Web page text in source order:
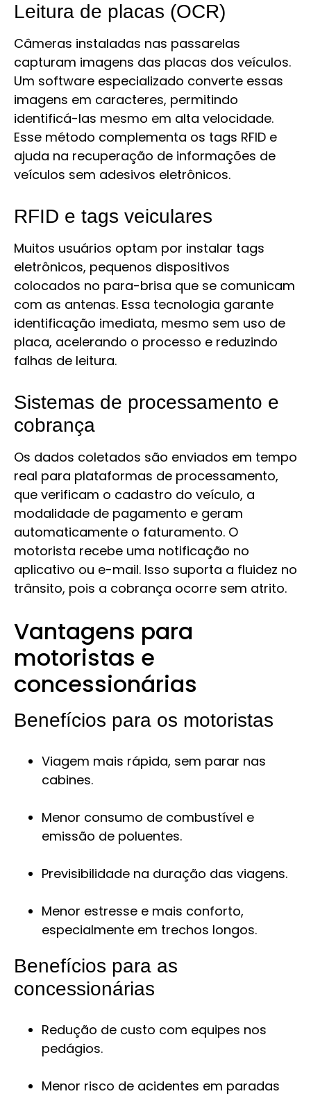
Leitura de placas (OCR)
Câmeras instaladas nas passarelas
capturam imagens das placas dos veículos.
Um software especializado converte essas
imagens em caracteres, permitindo
identificá-las mesmo em alta velocidade.
Esse método complementa os tags RFID e
ajuda na recuperação de informações de
veículos sem adesivos eletrônicos.
RFID e tags veiculares
Muitos usuários optam por instalar tags
eletrônicos, pequenos dispositivos
colocados no para-brisa que se comunicam
com as antenas. Essa tecnologia garante
identificação imediata, mesmo sem uso de
placa, acelerando o processo e reduzindo
falhas de leitura.
Sistemas de processamento e
cobrança
Os dados coletados são enviados em tempo
real para plataformas de processamento,
que verificam o cadastro do veículo, a
modalidade de pagamento e geram
automaticamente o faturamento. O
motorista recebe uma notificação no
aplicativo ou e-mail. Isso suporta a fluidez no
trânsito, pois a cobrança ocorre sem atrito.
Vantagens para
motoristas e
concessionárias
Benefícios para os motoristas
Viagem mais rápida, sem parar nas
cabines.
Menor consumo de combustível e
emissão de poluentes.
Previsibilidade na duração das viagens.
Menor estresse e mais conforto,
especialmente em trechos longos.
Benefícios para as
concessionárias
Redução de custo com equipes nos
pedágios.
Menor risco de acidentes em paradas